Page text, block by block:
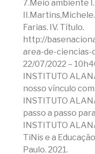
7.Meio ambiente
Farias. IV. Título.
http://
area-de-ciencias-
22/07/2022 –
INSTITUTO
nosso vínculo com
INSTITUTO
passo a passo
INSTITUTO
TiNis e a
Paulo. 2021.